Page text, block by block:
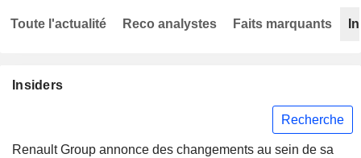
Insiders
Recherche
Renault Group annonce des changements au sein de sa
Toute l'actualité Reco analystes Faits marquants